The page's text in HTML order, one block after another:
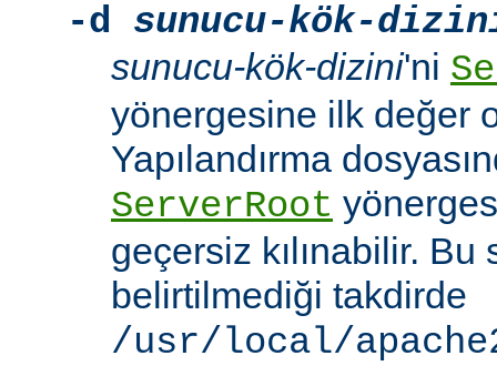
-d
sunucu-kök-
sunucu-kök-dizini'ni
yönergesine ilk değer
Yapılandırma
ServerRoot
geçersiz kılınabilir. Bu
belirtilmediği takdirde
/usr/local/